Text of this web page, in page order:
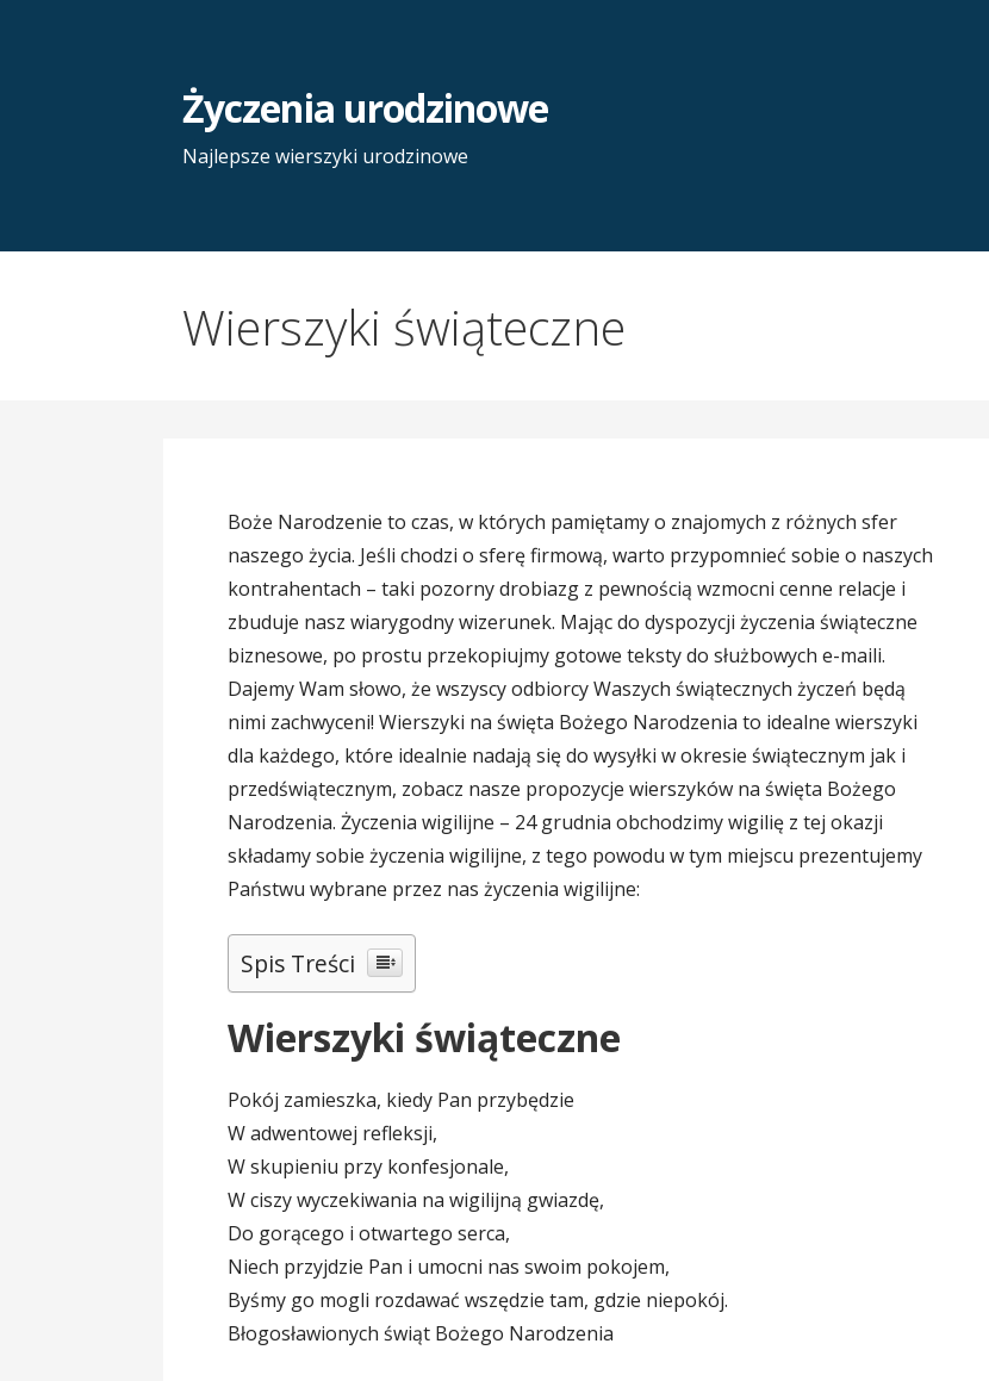
Życzenia urodzinowe
Najlepsze wierszyki urodzinowe
Wierszyki świąteczne
Boże Narodzenie to czas, w których pamiętamy o znajomych z różnych sfer
naszego życia. Jeśli chodzi o sferę firmową, warto przypomnieć sobie o naszych
kontrahentach – taki pozorny drobiazg z pewnością wzmocni cenne relacje i
zbuduje nasz wiarygodny wizerunek. Mając do dyspozycji życzenia świąteczne
biznesowe, po prostu przekopiujmy gotowe teksty do służbowych e-maili.
Dajemy Wam słowo, że wszyscy odbiorcy Waszych świątecznych życzeń będą
nimi zachwyceni! Wierszyki na święta Bożego Narodzenia to idealne wierszyki
dla każdego, które idealnie nadają się do wysyłki w okresie świątecznym jak i
przedświątecznym, zobacz nasze propozycje wierszyków na święta Bożego
Narodzenia. Życzenia wigilijne – 24 grudnia obchodzimy wigilię z tej okazji
składamy sobie życzenia wigilijne, z tego powodu w tym miejscu prezentujemy
Państwu wybrane przez nas życzenia wigilijne:
Spis Treści
Wierszyki świąteczne
Pokój zamieszka, kiedy Pan przybędzie
W adwentowej refleksji,
W skupieniu przy konfesjonale,
W ciszy wyczekiwania na wigilijną gwiazdę,
Do gorącego i otwartego serca,
Niech przyjdzie Pan i umocni nas swoim pokojem,
Byśmy go mogli rozdawać wszędzie tam, gdzie niepokój.
Błogosławionych świąt Bożego Narodzenia